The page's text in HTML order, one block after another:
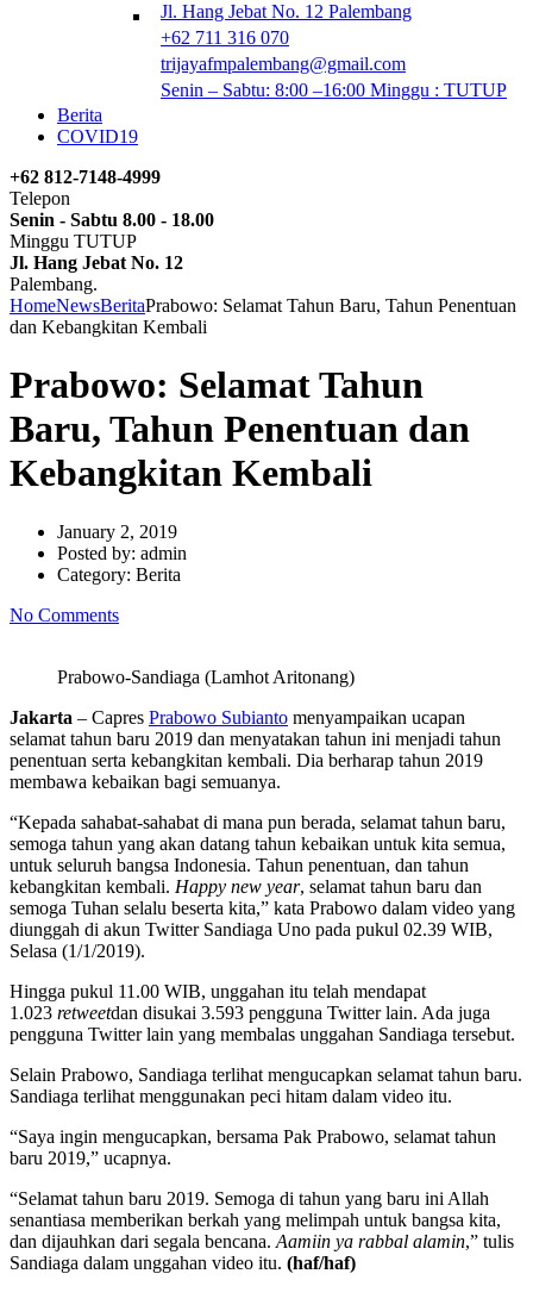
Jl. Hang Jebat No. 12 Palembang
+62 711 316 070
trijayafmpalembang@gmail.com
Senin – Sabtu: 8:00 –16:00 Minggu : TUTUP
Berita
COVID19
+62 812-7148-4999
Telepon
Senin - Sabtu 8.00 - 18.00
Minggu TUTUP
Jl. Hang Jebat No. 12
Palembang.
HomeNewsBeritaPrabowo: Selamat Tahun Baru, Tahun Penentuan
dan Kebangkitan Kembali
Prabowo: Selamat Tahun
Baru, Tahun Penentuan dan
Kebangkitan Kembali
January 2, 2019
Posted by: admin
Category: Berita
No Comments
Prabowo-Sandiaga (Lamhot Aritonang)
Jakarta – Capres Prabowo Subianto menyampaikan ucapan
selamat tahun baru 2019 dan menyatakan tahun ini menjadi tahun
penentuan serta kebangkitan kembali. Dia berharap tahun 2019
membawa kebaikan bagi semuanya.
“Kepada sahabat-sahabat di mana pun berada, selamat tahun baru,
semoga tahun yang akan datang tahun kebaikan untuk kita semua,
untuk seluruh bangsa Indonesia. Tahun penentuan, dan tahun
kebangkitan kembali. Happy new year, selamat tahun baru dan
semoga Tuhan selalu beserta kita,” kata Prabowo dalam video yang
diunggah di akun Twitter Sandiaga Uno pada pukul 02.39 WIB,
Selasa (1/1/2019).
Hingga pukul 11.00 WIB, unggahan itu telah mendapat
1.023 retweetdan disukai 3.593 pengguna Twitter lain. Ada juga
pengguna Twitter lain yang membalas unggahan Sandiaga tersebut.
Selain Prabowo, Sandiaga terlihat mengucapkan selamat tahun baru.
Sandiaga terlihat menggunakan peci hitam dalam video itu.
“Saya ingin mengucapkan, bersama Pak Prabowo, selamat tahun
baru 2019,” ucapnya.
“Selamat tahun baru 2019. Semoga di tahun yang baru ini Allah
senantiasa memberikan berkah yang melimpah untuk bangsa kita,
dan dijauhkan dari segala bencana. Aamiin ya rabbal alamin,” tulis
Sandiaga dalam unggahan video itu. (haf/haf)